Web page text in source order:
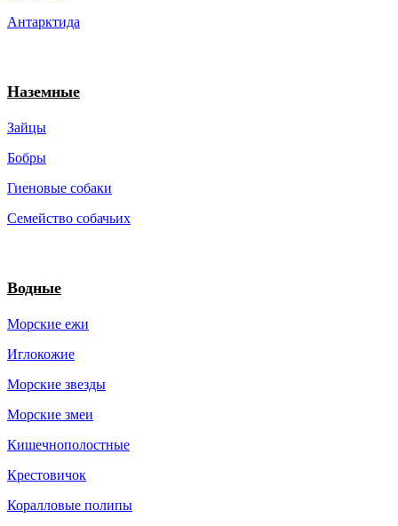
Антарктида
Наземные
Зайцы
Бобры
Гиеновые собаки
Семейство собачьих
Водные
Морские ежи
Иглокожие
Морские звезды
Морские змеи
Кишечнополостные
Крестовичок
Коралловые полипы